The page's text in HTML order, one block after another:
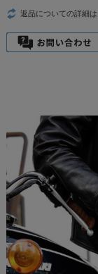
返品についての詳細は